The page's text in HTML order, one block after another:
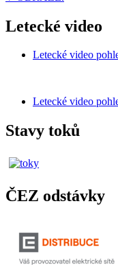
Letecké video
Letecké video
Letecké video
Stavy toků
ČEZ odstávky